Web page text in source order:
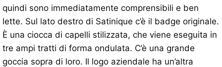
quindi sono immediatamente comprensibili e ben
lette. Sul lato destro di Satinique c’è il badge originale.
È una ciocca di capelli stilizzata, che viene eseguita in
tre ampi tratti di forma ondulata. C’è una grande
goccia sopra di loro. Il logo aziendale ha un’altra